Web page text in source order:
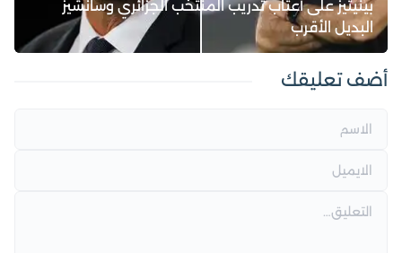
بينيتيز على أعتاب تدريب المنتخب الجزائري وسانشيز
البديل الأقرب
أضف تعليقك